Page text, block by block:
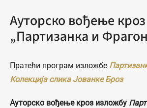
Ауторско вођење
„Партизанка и
Пратећи програм изложбе
Колекција слика Јованке Броз
Ауторско вођење кроз изложбу